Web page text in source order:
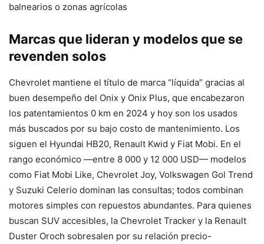
balnearios o zonas agrícolas
Marcas que lideran y modelos que se
revenden solos
Chevrolet mantiene el título de marca “líquida” gracias al
buen desempeño del Onix y Onix Plus, que encabezaron
los patentamientos 0 km en 2024 y hoy son los usados
más buscados por su bajo costo de mantenimiento. Los
siguen el Hyundai HB20, Renault Kwid y Fiat Mobi. En el
rango económico —entre 8 000 y 12 000 USD— modelos
como Fiat Mobi Like, Chevrolet Joy, Volkswagen Gol Trend
y Suzuki Celerio dominan las consultas; todos combinan
motores simples con repuestos abundantes. Para quienes
buscan SUV accesibles, la Chevrolet Tracker y la Renault
Duster Oroch sobresalen por su relación precio-